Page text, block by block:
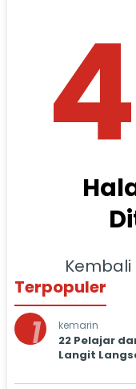
Terpopuler
1 kemarin
22 Pelajar
Langit